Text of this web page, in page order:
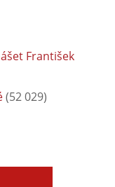
František
(52 029)